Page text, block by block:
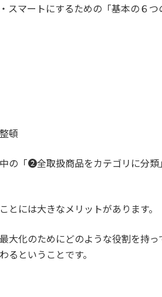
スマートにするための「基本の６つ
頓
の「❷全取扱商品をカテゴリに分類
には大きなメリットがあります。
大化のためにどのような役割を持っ
るということです。